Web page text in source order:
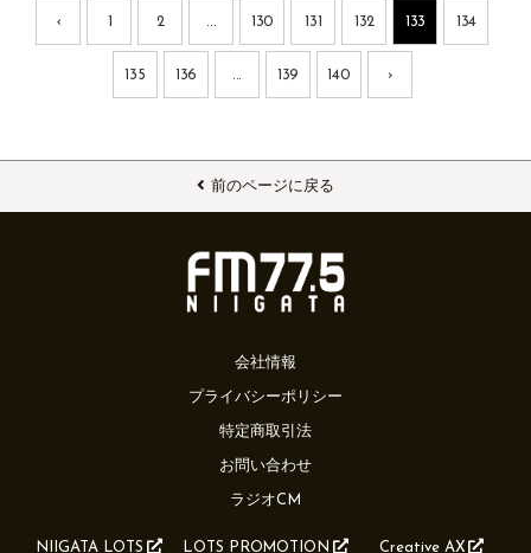
‹ 1 2 130 131 132 133 134
135 136 139 140 ›
前のページに戻る
会社情報
プライバシーポリシー
特定商取引法
お問い合わせ
ラジオCM
NIIGATA LOTS LOTS PROMOTION Creative AX